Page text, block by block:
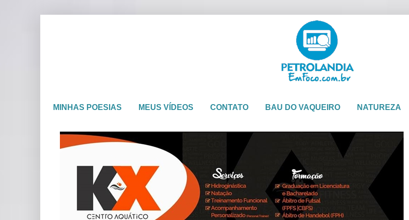
MINHAS POESIAS MEUS VÍDEOS CONTATO BAU DO VAQUEIRO NATUREZA